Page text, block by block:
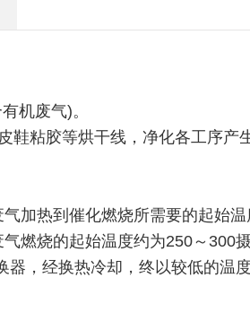
机废气)。
鞋粘胶等烘干线，净化各工序产
加热到催化燃烧所需要的起始温
燃烧的起始温度约为250～300
，经换热冷却，终以较低的温